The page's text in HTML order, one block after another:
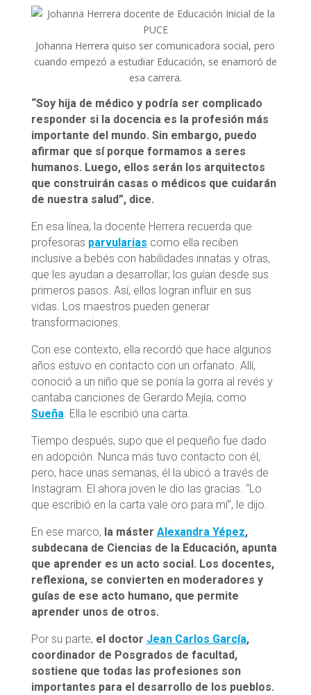
Johanna Herrera quiso ser comunicadora social, pero
cuando empezó a estudiar Educación, se enamoró de
esa carrera.
“Soy hija de médico y podría ser complicado
responder si la docencia es la profesión más
importante del mundo. Sin embargo, puedo
afirmar que sí porque formamos a seres
humanos. Luego, ellos serán los arquitectos
que construirán casas o médicos que cuidarán
de nuestra salud”, dice.
En esa línea, la docente Herrera recuerda que
profesoras parvularias como ella reciben
inclusive a bebés con habilidades innatas y otras,
que les ayudan a desarrollar; los guían desde sus
primeros pasos. Así, ellos logran influir en sus
vidas. Los maestros pueden generar
transformaciones.
Con ese contexto, ella recordó que hace algunos
años estuvo en contacto con un orfanato. Allí,
conoció a un niño que se ponía la gorra al revés y
cantaba canciones de Gerardo Mejía, como
Sueña . Ella le escribió una carta.
Tiempo después, supo que el pequeño fue dado
en adopción. Nunca más tuvo contacto con él,
pero, hace unas semanas, él la ubicó a través de
Instagram. El ahora joven le dio las gracias. “Lo
que escribió en la carta vale oro para mí”, le dijo.
En ese marco, la máster Alexandra Yépez,
subdecana de Ciencias de la Educación, apunta
que aprender es un acto social. Los docentes,
reflexiona, se convierten en moderadores y
guías de ese acto humano, que permite
aprender unos de otros.
Por su parte, el doctor Jean Carlos García,
coordinador de Posgrados de facultad,
sostiene que todas las profesiones son
importantes para el desarrollo de los pueblos.